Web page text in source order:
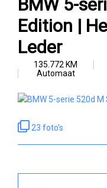
BMW 5-
Edition |
Leder
135.772 KM
Automaat
23 foto's